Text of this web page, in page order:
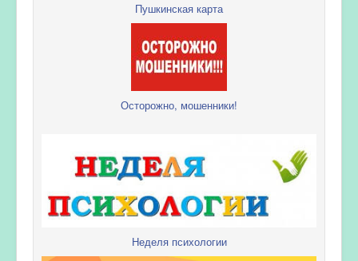
Пушкинская карта
Осторожно, мошенники!
Неделя психологии